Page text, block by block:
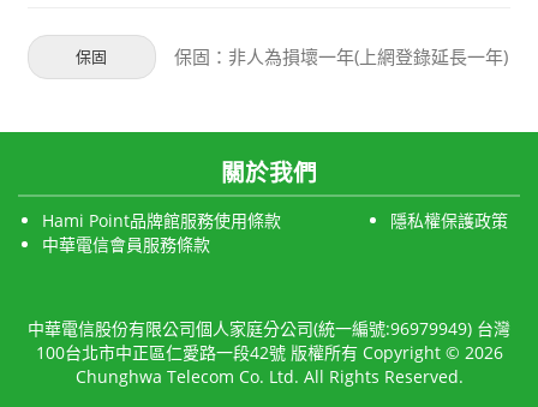
保固 保固：非人為損壞一年(上網登錄延長一年)
關於我們
Hami Point品牌館服務使用條款
隱私權保護政策
中華電信會員服務條款
中華電信股份有限公司個人家庭分公司(統一編號:96979949) 台灣
100台北市中正區仁愛路一段42號 版權所有 Copyright © 2026
Chunghwa Telecom Co. Ltd. All Rights Reserved.